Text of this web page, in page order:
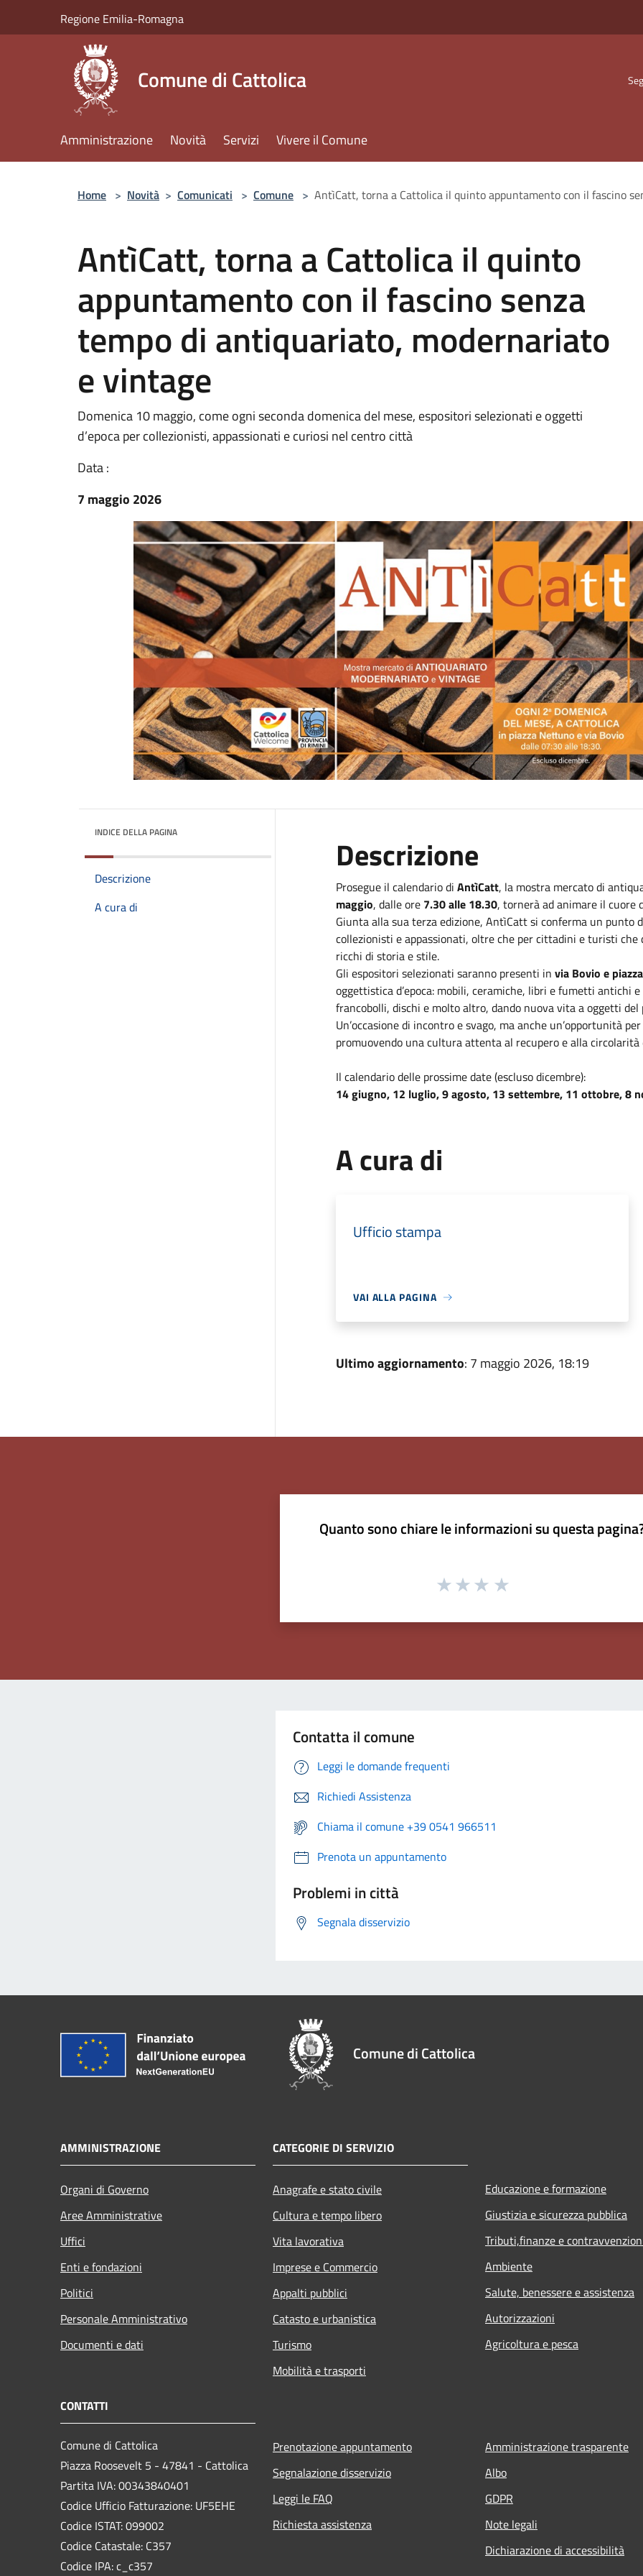
Regione Emilia-Romagna
Comune di Cattolica
Amministrazione Novità Servizi Vivere il Comune
Home > Novità > Comunicati > Comune > AntìCatt, torna a Cattolica il quinto appuntamento con il fascino
AntìCatt, torna a Cattolica il quinto
appuntamento con il fascino senza
tempo di antiquariato, modernariato
e vintage
Domenica 10 maggio, come ogni seconda domenica del mese, espositori selezionati e oggetti
d’epoca per collezionisti, appassionati e curiosi nel centro città
Data :
7 maggio 2026
INDICE DELLA PAGINA
Descrizione
A cura di
Descrizione
Prosegue il calendario di AntìCatt, la mostra mercato di
maggio, dalle ore 7.30 alle 18.30, tornerà ad animare il cuore
Giunta alla sua terza edizione, AntìCatt si conferma un
collezionisti e appassionati, oltre che per cittadini e turisti
ricchi di storia e stile.
Gli espositori selezionati saranno presenti in via Bovio e
oggettistica d’epoca: mobili, ceramiche, libri e fumetti antichi
francobolli, dischi e molto altro, dando nuova vita a oggetti del
Un’occasione di incontro e svago, ma anche un’opportunità
promuovendo una cultura attenta al recupero e alla circolarità
Il calendario delle prossime date (escluso dicembre):
14 giugno, 12 luglio, 9 agosto, 13 settembre, 11 ottobre, 8
A cura di
Ufficio stampa
VAI ALLA PAGINA
Ultimo aggiornamento: 7 maggio 2026, 18:19
Quanto sono chiare le informazioni su questa
Contatta il comune
Leggi le domande frequenti
Richiedi Assistenza
Chiama il comune +39 0541 966511
Prenota un appuntamento
Problemi in città
Segnala disservizio
Comune di Cattolica
AMMINISTRAZIONE
Organi di Governo
Aree Amministrative
Uffici
Enti e fondazioni
Politici
Personale Amministrativo
Documenti e dati
CATEGORIE DI SERVIZIO
Anagrafe e stato civile
Cultura e tempo libero
Vita lavorativa
Imprese e Commercio
Appalti pubblici
Catasto e urbanistica
Turismo
Mobilità e trasporti
Educazione e formazione
Giustizia e sicurezza pubblica
Tributi,finanze e
Ambiente
Salute, benessere e assistenza
Autorizzazioni
Agricoltura e pesca
CONTATTI
Comune di Cattolica
Piazza Roosevelt 5 - 47841 - Cattolica
Partita IVA: 00343840401
Codice Ufficio Fatturazione: UF5EHE
Codice ISTAT: 099002
Codice Catastale: C357
Codice IPA: c_c357
Prenotazione appuntamento
Segnalazione disservizio
Leggi le FAQ
Richiesta assistenza
Amministrazione trasparente
Albo
GDPR
Note legali
Dichiarazione di accessibilità